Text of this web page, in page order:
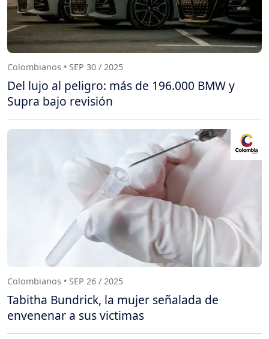
Colombianos • SEP 30 / 2025
Del lujo al peligro: más de 196.000 BMW y
Supra bajo revisión
Colombianos • SEP 26 / 2025
Tabitha Bundrick, la mujer señalada de
envenenar a sus victimas